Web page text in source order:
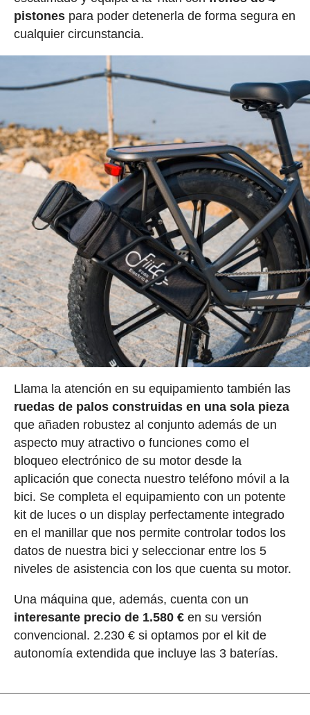
pistonespara poder detenerla de forma segura en
cualquier circunstancia.
Llama la atención en su equipamiento también las
ruedas de palos construidas en una sola pieza
que añaden robustez al conjunto además de un
aspecto muy atractivo o funciones como el
bloqueo electrónico de su motor desde la
aplicación que conecta nuestro teléfono móvil a la
bici. Se completa el equipamiento con un potente
kit de luces o un display perfectamente integrado
en el manillar que nos permite controlar todos los
datos de nuestra bici y seleccionar entre los 5
niveles de asistencia con los que cuenta su motor.
Una máquina que, además, cuenta con un
interesante precio de 1.580 €en su versión
convencional. 2.230 € si optamos por el kit de
autonomía extendida que incluye las 3 baterías.